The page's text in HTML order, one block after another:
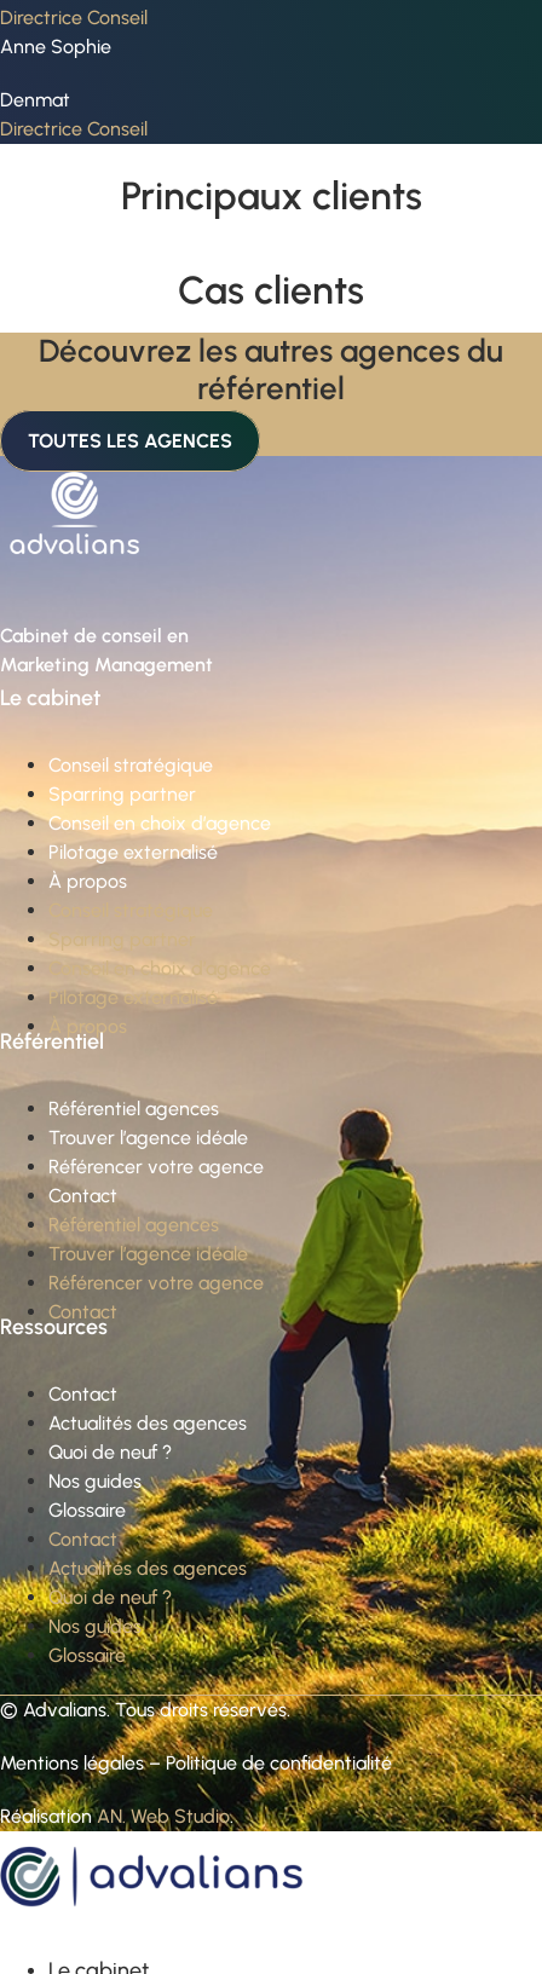
Directrice Conseil
Anne Sophie
Denmat
Directrice Conseil
Principaux clients
Cas clients
Découvrez les autres agences du
référentiel
TOUTES LES AGENCES
Cabinet de conseil en
Marketing Management
Le cabinet
Conseil stratégique
Sparring partner
Conseil en choix d’agence
Pilotage externalisé
À propos
Conseil stratégique
Sparring partner
Conseil en choix d’agence
Pilotage externalisé
À propos
Référentiel
Référentiel agences
Trouver l’agence idéale
Référencer votre agence
Contact
Référentiel agences
Trouver l’agence idéale
Référencer votre agence
Contact
Ressources
Contact
Actualités des agences
Quoi de neuf ?
Nos guides
Glossaire
Contact
Actualités des agences
Quoi de neuf ?
Nos guides
Glossaire
© Advalians. Tous droits réservés.
Mentions légales–Politique de confidentialité
RéalisationAN. Web Studio.